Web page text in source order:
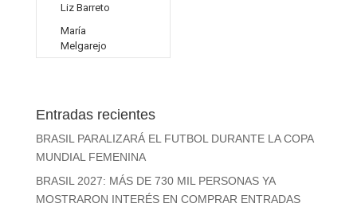
Liz Barreto
María
Melgarejo
Entradas recientes
BRASIL PARALIZARÁ EL FUTBOL DURANTE LA COPA
MUNDIAL FEMENINA
BRASIL 2027: MÁS DE 730 MIL PERSONAS YA
MOSTRARON INTERÉS EN COMPRAR ENTRADAS